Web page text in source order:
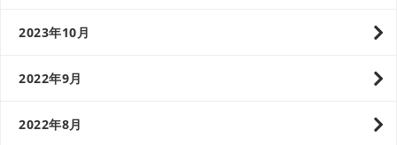
2023年10月
2022年9月
2022年8月